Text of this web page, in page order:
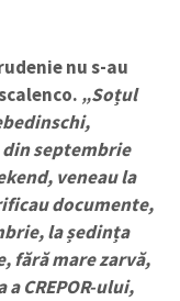
nu s-au
„Soțul
septembrie
veneau la
documente,
la ședința
fără mare zarvă,
CREPOR-ului,